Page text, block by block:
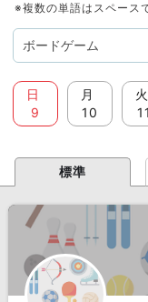
※複数の単語はスペース
日
9
月
10
火
11
標準